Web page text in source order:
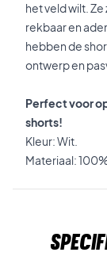
het veld wilt.
rekbaar en
hebben de
ontwerp en
Perfect voor
shorts!
Kleur: Wit.
Materiaal: